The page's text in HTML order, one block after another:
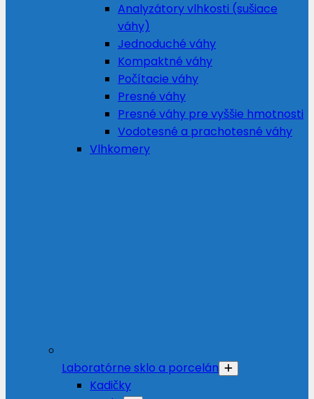
Analyzátory vlhkosti (sušiace
váhy)
Jednoduché váhy
Kompaktné váhy
Počítacie váhy
Presné váhy
Presné váhy pre vyššie hmotnosti
Vodotesné a prachotesné váhy
Vlhkomery
Laboratórne sklo a porcelán
Kadičky